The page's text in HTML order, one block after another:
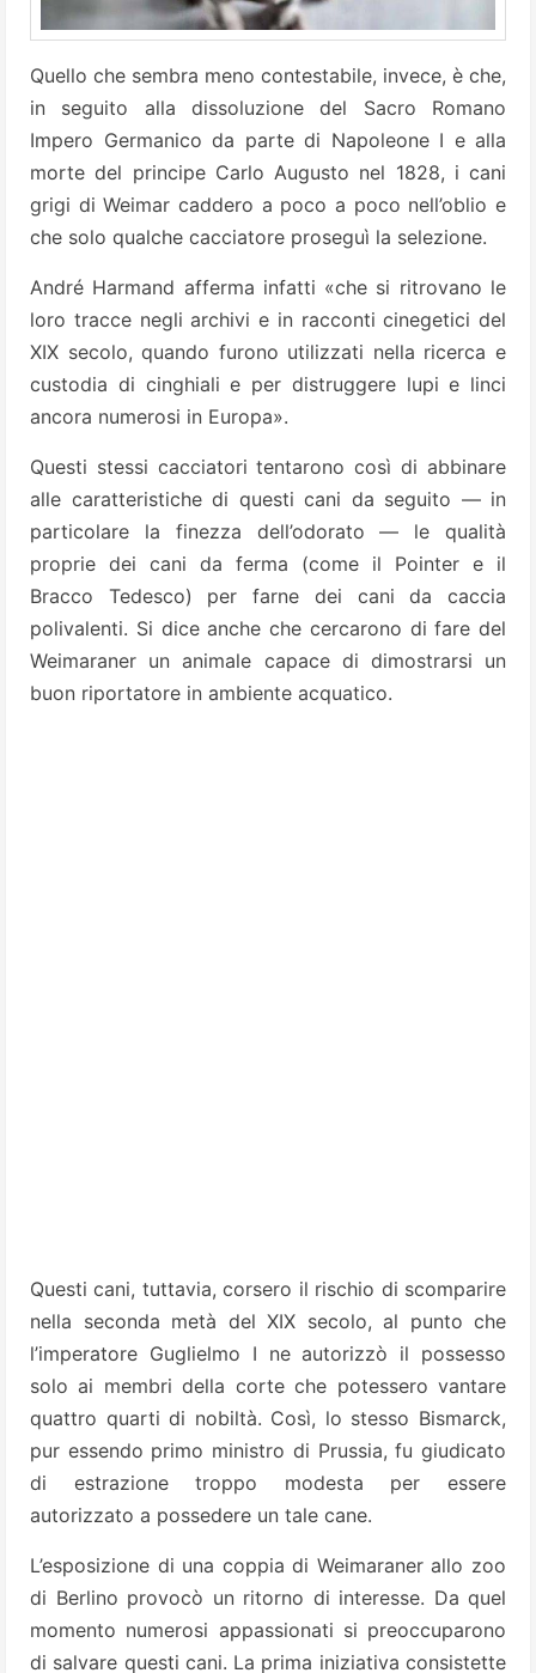
Quello che sembra meno contestabile, invece, è che,
in seguito alla dissoluzione del Sacro Romano
Impero Germanico da parte di Napoleone I e alla
morte del principe Carlo Augusto nel 1828, i cani
grigi di Weimar caddero a poco a poco nell’oblio e
che solo qualche cacciatore proseguì la selezione.
André Harmand afferma infatti «che si ritrovano le
loro tracce negli archivi e in racconti cinegetici del
XIX secolo, quando furono utilizzati nella ricerca e
custodia di cinghiali e per distruggere lupi e linci
ancora numerosi in Europa».
Questi stessi cacciatori tentarono così di abbinare
alle caratteristiche di questi cani da seguito — in
particolare la finezza dell’odorato — le qualità
proprie dei cani da ferma (come il Pointer e il
Bracco Tedesco) per farne dei cani da caccia
polivalenti. Si dice anche che cercarono di fare del
Weimaraner un animale capace di dimostrarsi un
buon riportatore in ambiente acquatico.
Questi cani, tuttavia, corsero il rischio di scomparire
nella seconda metà del XIX secolo, al punto che
l’imperatore Guglielmo I ne autorizzò il possesso
solo ai membri della corte che potessero vantare
quattro quarti di nobiltà. Così, lo stesso Bismarck,
pur essendo primo ministro di Prussia, fu giudicato
di estrazione troppo modesta per essere
autorizzato a possedere un tale cane.
L’esposizione di una coppia di Weimaraner allo zoo
di Berlino provocò un ritorno di interesse. Da quel
momento numerosi appassionati si preoccuparono
di salvare questi cani. La prima iniziativa consistette